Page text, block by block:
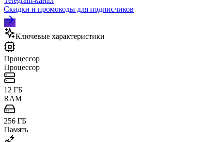
Скидки и промокоды для подписчиков
Ключевые характеристики
Процессор
Процессор
12 ГБ
RAM
256 ГБ
Память